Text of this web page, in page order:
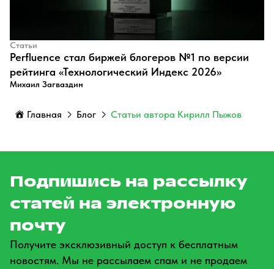
Статьи
Perfluence стал биржей блогеров №1 по версии
рейтинга «Технологический Индекс 2026»
Михаил Загваздин
Главная Блог Статьи автора Кирилл Пыжов
Подпишись на рассылку
статей на электронную
почту
Получите эксклюзивный доступ к бесплатным
новостям. Мы не рассылаем спам и не продаем